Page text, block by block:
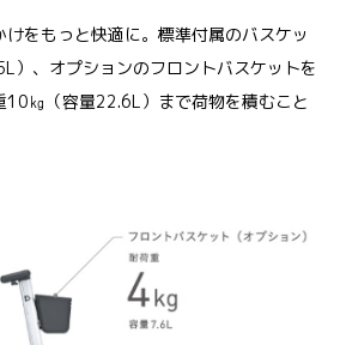
をもっと快適に。標準付属のバスケッ
）、オプションのフロントバスケットを
10㎏（容量22.6L）まで荷物を積むこと